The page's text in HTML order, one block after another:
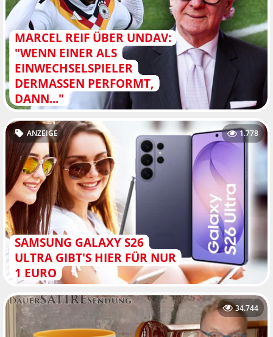
MARCEL REIF ÜBER UNDAV:
"WENN EINER ALS
EINWECHSELSPIELER
DERMASSEN PERFORMT, D
ANN..."
SAMSUNG GALAXY S26
ULTRA GIBT'S HIER FÜR NUR
1 EURO
ANZEIGE 1.778
34.744